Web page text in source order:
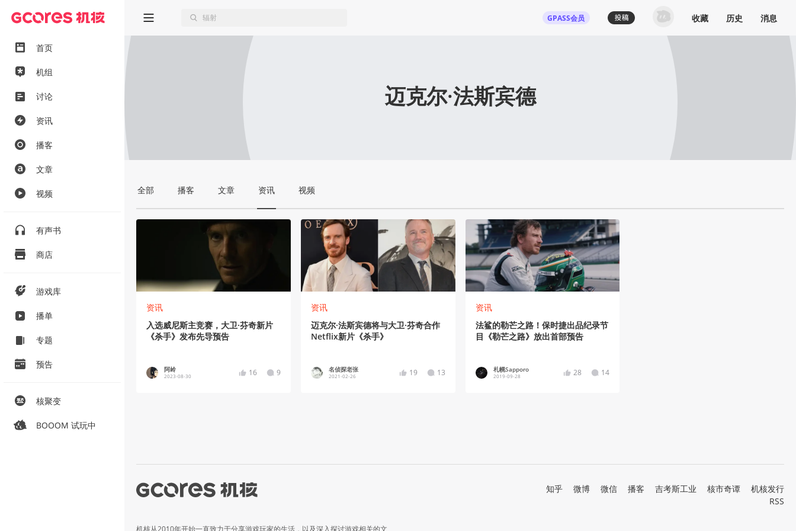
首页
机组
讨论
资讯
播客
文章
视频
有声书
商店
游戏库
播单
专题
预告
核聚变
BOOOM 试玩中
GPASS会员 收藏 历史 消息
迈克尔·法斯宾德
全部 播客 文章 资讯 视频
资讯
入选威尼斯主竞赛，大卫·芬奇新片
《杀手》发布先导预告
阿岭
2023-08-30 16 9
资讯
迈克尔·法斯宾德将与大卫·芬奇合作
Netflix新片《杀手》
名侦探老张
2021-02-26 19 13
资讯
法鲨的勒芒之路！保时捷出品纪录节
目《勒芒之路》放出首部预告
札幌Sapporo
2019-09-28 28 14
机核从2010年开始一直致力于分享游戏玩家的生活，以及深入探讨游戏相关的文
知乎 微博 微信 播客 吉考斯工业 核市奇谭
机核发行
RSS